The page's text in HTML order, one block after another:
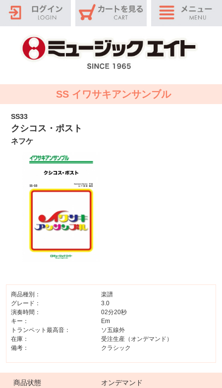
SS イワサキアンサンブル
SS33
クシコス・ポスト
ネフケ
商品種別：
楽譜
グレード：
3.0
演奏時間：
02分20秒
キー：
Em
トランペット最高音：
ソ五線外
在庫：
受注生産（オンデマンド）
備考：
クラシック
商品状態
オンデマンド